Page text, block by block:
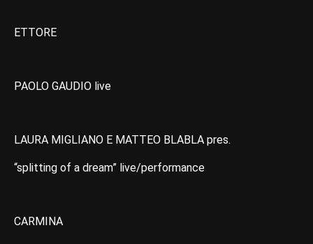
ETTORE
PAOLO GAUDIO live
LAURA MIGLIANO E MATTEO BLABLA pres.
“splitting of a dream” live/performance
CARMINA